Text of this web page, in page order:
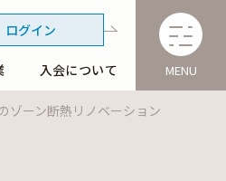
入会について
ログイン
MENU
ゾーン断熱リノベーション